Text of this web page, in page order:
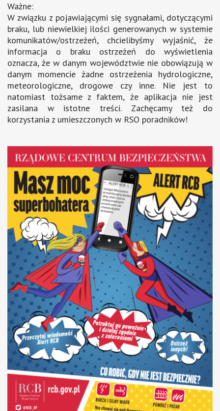
Ważne:
W związku z pojawiającymi się sygnałami, dotyczącymi
braku, lub niewielkiej ilości generowanych w systemie
komunikatów/ostrzeżeń, chcielibyśmy wyjaśnić, że
informacja o braku ostrzeżeń do wyświetlenia
oznacza, że w danym województwie nie obowiązują w
danym momencie żadne ostrzeżenia hydrologiczne,
meteorologiczne, drogowe czy inne. Nie jest to
natomiast tożsame z faktem, że aplikacja nie jest
zasilana w istotne treści. Zachęcamy też do
korzystania z umieszczonych w RSO poradników!